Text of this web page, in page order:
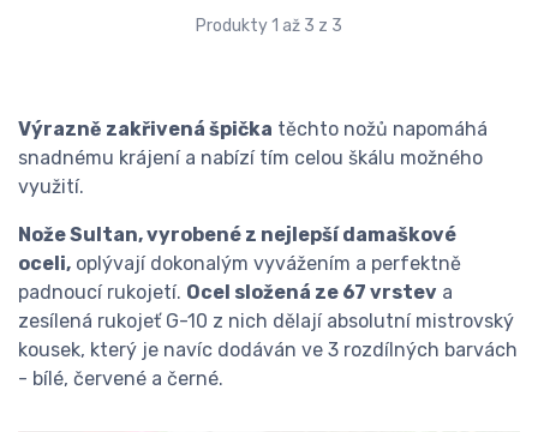
Produkty 1 až 3 z 3
Výrazně zakřivená špička těchto nožů napomáhá
snadnému krájení a nabízí tím celou škálu možného
využití.
Nože Sultan, vyrobené z nejlepší damaškové
oceli, oplývají dokonalým vyvážením a perfektně
padnoucí rukojetí. Ocel složená ze 67 vrstev a
zesílená rukojeť G-10 z nich dělají absolutní mistrovský
kousek, který je navíc dodáván ve 3 rozdílných barvách
- bílé, červené a černé.